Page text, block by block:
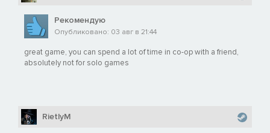
Рекомендую
Опубликовано: 03 авг в 21:44
great game, you can spend a lot of time in co-op with a friend,
absolutely not for solo games
RietlyM